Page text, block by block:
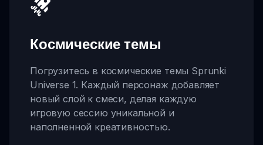
Космические темы
Погрузитесь в космические темы Sprunki
Universe 1. Каждый персонаж добавляет
новый слой к смеси, делая каждую
игровую сессию уникальной и
наполненной креативностью.